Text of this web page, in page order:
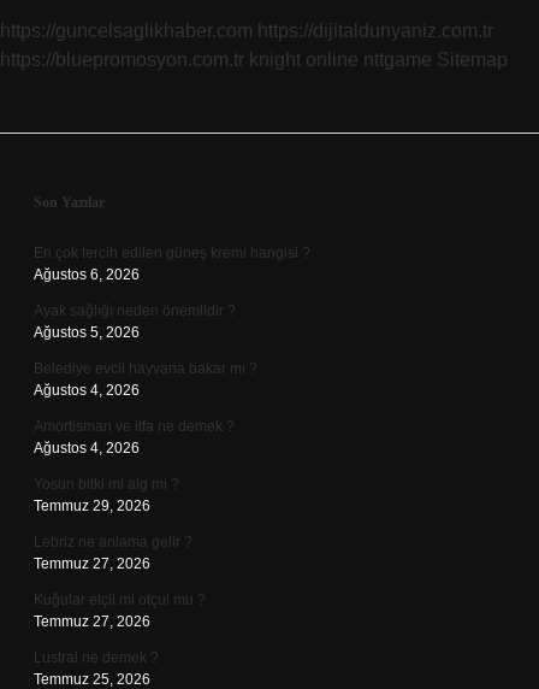
https://guncelsaglikhaber.com https://dijitaldunyaniz.com.tr
https://bluepromosyon.com.tr knight online nttgame Sitemap
Sidebar
Son Yazılar
En çok tercih edilen güneş kremi hangisi ?
Ağustos 6, 2026
Ayak sağlığı neden önemlidir ?
Ağustos 5, 2026
Belediye evcil hayvana bakar mı ?
Ağustos 4, 2026
Amortisman ve itfa ne demek ?
Ağustos 4, 2026
Yosun bitki mi alg mi ?
Temmuz 29, 2026
Lebriz ne anlama gelir ?
Temmuz 27, 2026
Kuğular etçil mi otçul mu ?
Temmuz 27, 2026
Lustral ne demek ?
Temmuz 25, 2026